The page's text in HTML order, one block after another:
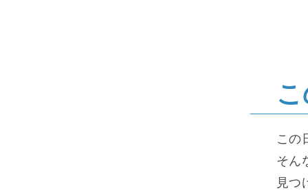
この
そん
見つ